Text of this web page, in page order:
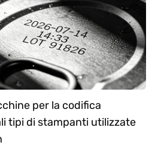
per la codifica
tipi di stampanti utilizzate